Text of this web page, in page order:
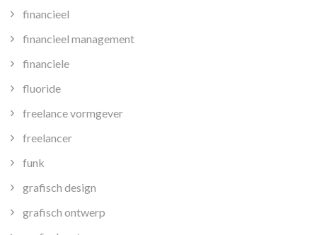
financieel
financieel management
financiele
fluoride
freelance vormgever
freelancer
funk
grafisch design
grafisch ontwerp